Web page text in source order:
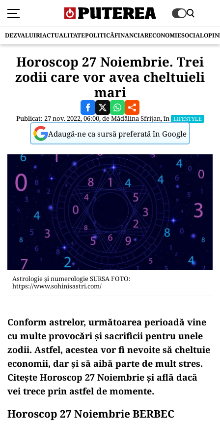
DEZVALUIRIACTUALITATEPOLITICĂFINANCIARECONOMIESOCIAL
Horoscop 27 Noiembrie. Trei
zodii care vor avea cheltuieli
mari
Publicat: 27 nov. 2022, 06:00, deMădălina Sfrijan, în LIFESTYLE
Adaugă-ne ca sursă preferată în Google
Astrologie și numerologie SURSA FOTO:
https://www.sohinisastri.com/
Conform astrelor, următoarea perioadă vine
cu multe provocări și sacrificii pentru unele
zodii. Astfel, acestea vor fi nevoite să cheltuie
economii, dar și să aibă parte de mult stres.
Citește Horoscop 27 Noiembrie și află dacă
vei trece prin astfel de momente.
Horoscop 27 Noiembrie BERBEC